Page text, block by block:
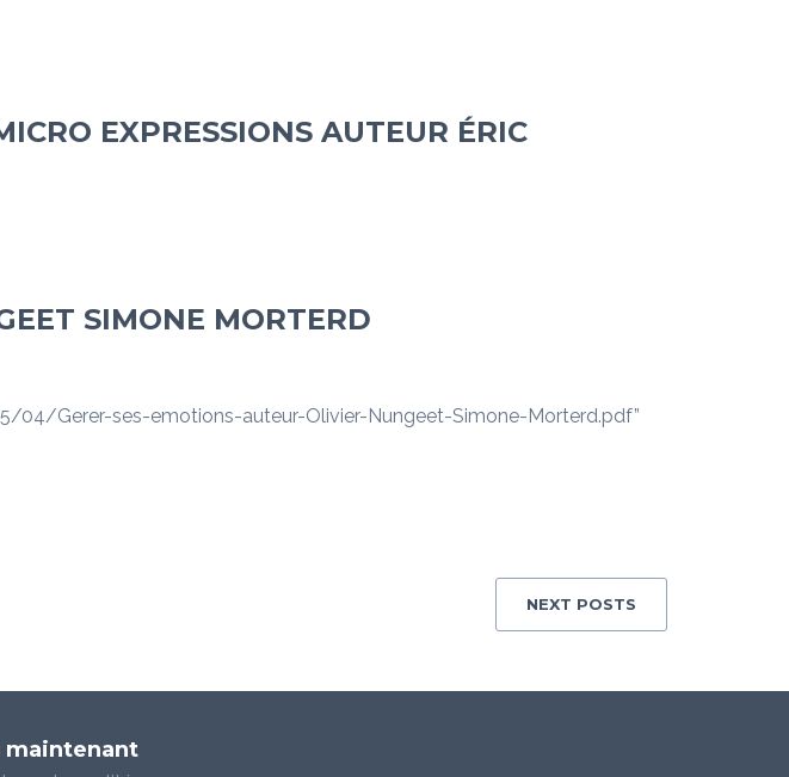
EXPRESSIONS AUTEUR ÉRIC
SIMONE MORTERD
Gerer-ses-emotions-auteur-Olivier-Nungeet-Simone-Morterd.pdf”
NEXT POSTS
maintenant